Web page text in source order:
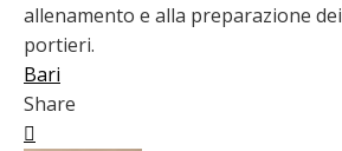
allenamento e alla preparazione dei
portieri.
Bari
Share
Facebook
Twitter
LinkedIn
Pinterest